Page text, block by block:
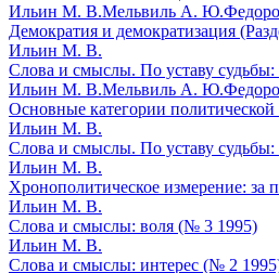
Ильин М. В.Мельвиль А. Ю.
Демократия и демократизация
Ильин М. В.
Слова и смыслы. По уставу
Ильин М. В.Мельвиль А. Ю.
Основные категории
Ильин М. В.
Слова и смыслы. По уставу судьбы:
Ильин М. В.
Хронополитическое измерение:
Ильин М. В.
Слова и смыслы: воля (№ 3 1995)
Ильин М. В.
Слова и смыслы: интерес (№ 2